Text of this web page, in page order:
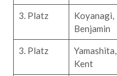
3. Platz
Koyanagi,
Benjamin
3. Platz
Yamashita,
Kent